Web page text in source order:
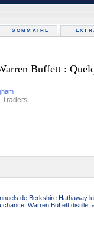
SOMMAIRE
Buffett :
de Berkshire Hathaway
chance. Warren Buffett